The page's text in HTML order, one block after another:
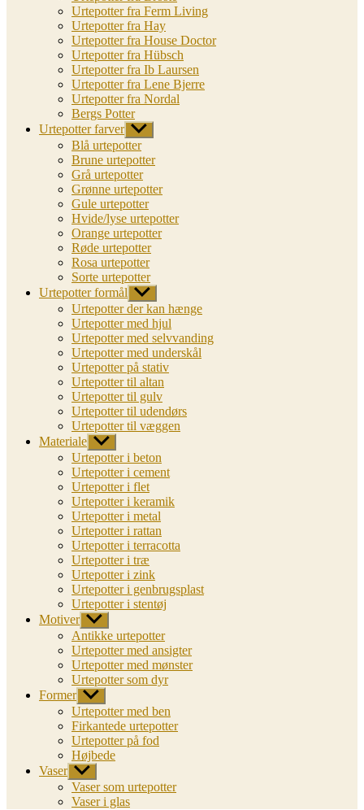
Urtepotter fra Ferm Living
Urtepotter fra Hay
Urtepotter fra House Doctor
Urtepotter fra Hübsch
Urtepotter fra Ib Laursen
Urtepotter fra Lene Bjerre
Urtepotter fra Nordal
Bergs Potter
Urtepotter farver Vis
undermenu
Blå urtepotter
Brune urtepotter
Grå urtepotter
Grønne urtepotter
Gule urtepotter
Hvide/lyse urtepotter
Orange urtepotter
Røde urtepotter
Rosa urtepotter
Sorte urtepotter
Urtepotter formål Vis
undermenu
Urtepotter der kan hænge
Urtepotter med hjul
Urtepotter med selvvanding
Urtepotter med underskål
Urtepotter på stativ
Urtepotter til altan
Urtepotter til gulv
Urtepotter til udendørs
Urtepotter til væggen
Materiale Vis
undermenu
Urtepotter i beton
Urtepotter i cement
Urtepotter i flet
Urtepotter i keramik
Urtepotter i metal
Urtepotter i rattan
Urtepotter i terracotta
Urtepotter i træ
Urtepotter i zink
Urtepotter i genbrugsplast
Urtepotter i stentøj
Motiver Vis
undermenu
Antikke urtepotter
Urtepotter med ansigter
Urtepotter med mønster
Urtepotter som dyr
Former Vis
undermenu
Urtepotter med ben
Firkantede urtepotter
Urtepotter på fod
Højbede
Vaser Vis
undermenu
Vaser som urtepotter
Vaser i glas